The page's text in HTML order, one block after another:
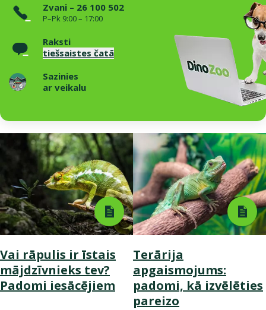
Zvani – 26 100 502
P–Pk 9:00 – 17:00
Raksti
tiešsaistes čatā
Sazinies
ar veikalu
Vai rāpulis ir īstais
mājdzīvnieks tev?
Padomi iesācējiem
Terārija
apgaismojums:
padomi, kā izvēlēties
pareizo